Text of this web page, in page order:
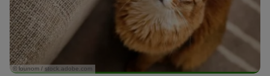
© lounom / stock.adobe.com